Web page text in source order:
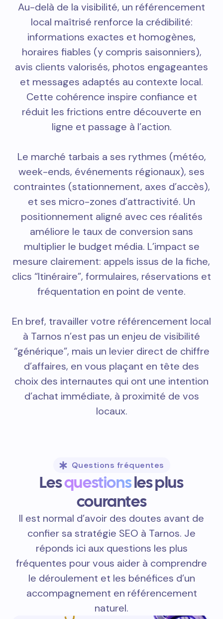
Au-delà de la visibilité, un référencement
local maîtrisé renforce la crédibilité:
informations exactes et homogènes,
horaires fiables (y compris saisonniers),
avis clients valorisés, photos engageantes
et messages adaptés au contexte local.
Cette cohérence inspire confiance et
réduit les frictions entre découverte en
ligne et passage à l’action.
Le marché tarbais a ses rythmes (météo,
week-ends, événements régionaux), ses
contraintes (stationnement, axes d’accès),
et ses micro-zones d’attractivité. Un
positionnement aligné avec ces réalités
améliore le taux de conversion sans
multiplier le budget média. L’impact se
mesure clairement: appels issus de la fiche,
clics “Itinéraire”, formulaires, réservations et
fréquentation en point de vente.
En bref, travailler votre référencement local
à Tarnos n’est pas un enjeu de visibilité
“générique”, mais un levier direct de chiffre
d’affaires, en vous plaçant en tête des
choix des internautes qui ont une intention
d’achat immédiate, à proximité de vos
locaux.
Questions fréquentes
Lesquestionsles plus
courantes
Il est normal d’avoir des doutes avant de
confier sa stratégie SEO à Tarnos. Je
réponds ici aux questions les plus
fréquentes pour vous aider à comprendre
le déroulement et les bénéfices d’un
accompagnement en référencement
naturel.